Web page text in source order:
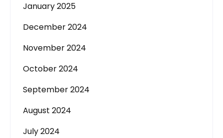
January 2025
December 2024
November 2024
October 2024
September 2024
August 2024
July 2024